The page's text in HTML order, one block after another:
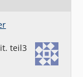
teil3